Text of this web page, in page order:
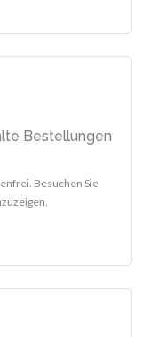
Bestellungen
Besuchen Sie